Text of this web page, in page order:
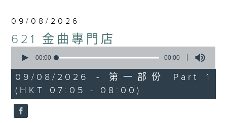
09/08/2026
621 金曲專門店
seconds
0
seconds
00:00 00:00
09/08/2026 - 第一部份 Part 1
(HKT 07:05 - 08:00)